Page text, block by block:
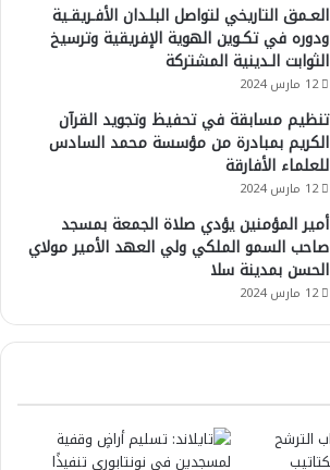
العـمق التاريخي لتواصل البلـدان الأفـريقـية
ودوره في تكـوين الهوية الإفريقية وترسيخ
الثوابت الـدينية المشتركة
12 مارس 2024
تنظيم مسابقة في تحفيظ وتجويد القرآن
الكريم بمبادرة من مؤسسة محمد السادس
للعلماء الأفارقة
12 مارس 2024
أمير المؤمنين يؤدي صلاة الجمعة بمسجد
صاحب السمو الملكي ولي العهد الأمير مولاي
الحسن بمدينة سلا
12 مارس 2024